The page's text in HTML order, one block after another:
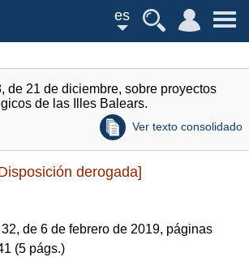
es
de 21 de diciembre, sobre proyectos
de las Illes Balears.
Ver texto consolidado
derogada]
32, de 6 de febrero de 2019, páginas
(5 págs.)